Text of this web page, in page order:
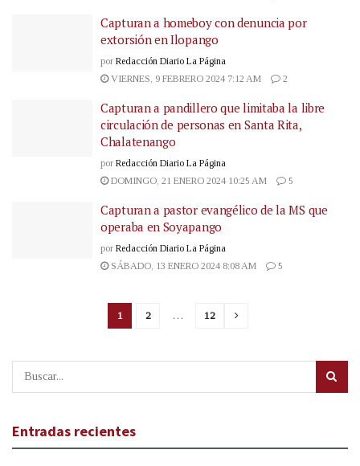
Capturan a homeboy con denuncia por
extorsión en Ilopango
por Redacción Diario La Página
VIERNES, 9 FEBRERO 2024 7:12 AM
2
Capturan a pandillero que limitaba la libre
circulación de personas en Santa Rita,
Chalatenango
por Redacción Diario La Página
DOMINGO, 21 ENERO 2024 10:25 AM
5
Capturan a pastor evangélico de la MS que
operaba en Soyapango
por Redacción Diario La Página
SÁBADO, 13 ENERO 2024 8:08 AM
5
1 2 … 12
Entradas recientes